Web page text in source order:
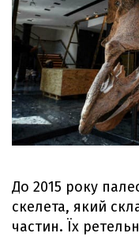
До 2015 року
скелета, який
частин. Їх